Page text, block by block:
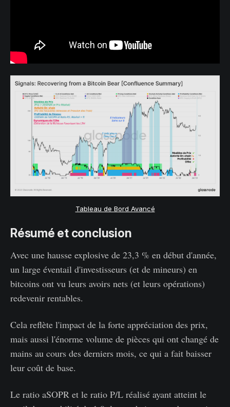
Tableau de Bord Avancé
Résumé et conclusion
Avec une hausse explosive de 23,3 % en début d'année,
un large éventail d'investisseurs (et de mineurs) en
bitcoins ont vu leurs avoirs nets (et leurs opérations)
redevenir rentables.
Cela reflète l'impact de la forte appréciation des prix,
mais aussi l'énorme volume de pièces qui ont changé de
mains au cours des derniers mois, ce qui a fait baisser
leur coût de base.
Le ratio aSOPR et le ratio P/L réalisé ayant atteint le